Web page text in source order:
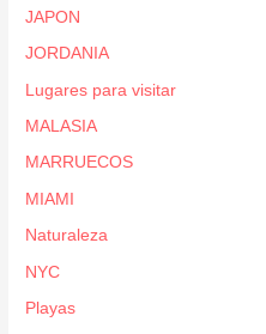
JAPON
JORDANIA
Lugares para visitar
MALASIA
MARRUECOS
MIAMI
Naturaleza
NYC
Playas